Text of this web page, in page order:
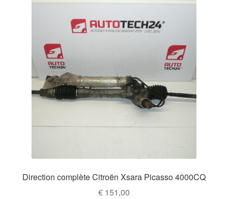
Direction complète Citroën Xsara Picasso 4000CQ
€ 151,00